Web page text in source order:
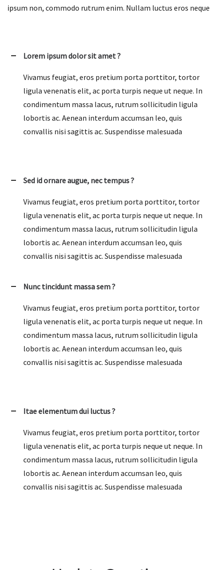
ipsum non, commodo rutrum enim. Nullam luctus eros neque
Lorem ipsum dolor sit amet ?
Vivamus feugiat, eros pretium porta porttitor, tortor
ligula venenatis elit, ac porta turpis neque ut neque. In
condimentum massa lacus, rutrum sollicitudin ligula
lobortis ac. Aenean interdum accumsan leo, quis
convallis nisi sagittis ac. Suspendisse malesuada
Sed id ornare augue, nec tempus ?
Vivamus feugiat, eros pretium porta porttitor, tortor
ligula venenatis elit, ac porta turpis neque ut neque. In
condimentum massa lacus, rutrum sollicitudin ligula
lobortis ac. Aenean interdum accumsan leo, quis
convallis nisi sagittis ac. Suspendisse malesuada
Nunc tincidunt massa sem ?
Vivamus feugiat, eros pretium porta porttitor, tortor
ligula venenatis elit, ac porta turpis neque ut neque. In
condimentum massa lacus, rutrum sollicitudin ligula
lobortis ac. Aenean interdum accumsan leo, quis
convallis nisi sagittis ac. Suspendisse malesuada
Itae elementum dui luctus ?
Vivamus feugiat, eros pretium porta porttitor, tortor
ligula venenatis elit, ac porta turpis neque ut neque. In
condimentum massa lacus, rutrum sollicitudin ligula
lobortis ac. Aenean interdum accumsan leo, quis
convallis nisi sagittis ac. Suspendisse malesuada